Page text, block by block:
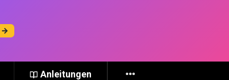
→
Anleitungen